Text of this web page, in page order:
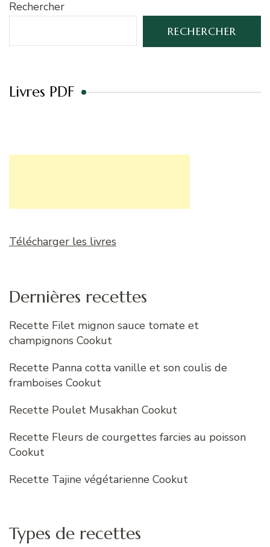
Rechercher
RECHERCHER
Livres PDF
Télécharger les livres
Dernières recettes
Recette Filet mignon sauce tomate et
champignons Cookut
Recette Panna cotta vanille et son coulis de
framboises Cookut
Recette Poulet Musakhan Cookut
Recette Fleurs de courgettes farcies au poisson
Cookut
Recette Tajine végétarienne Cookut
Types de recettes